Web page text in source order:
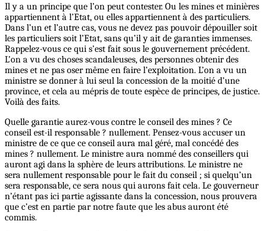
Il y a un principe que l’on peut contester. Ou les mines et minières
appartiennent à l’Etat, ou elles appartiennent à des particuliers.
Dans l’un et l’autre cas, vous ne devez pas pouvoir dépouiller soit
les particuliers soit l’Etat, sans qu’il y ait de garanties immenses.
Rappelez-vous ce qui s’est fait sous le gouvernement précédent.
L’on a vu des choses scandaleuses, des personnes obtenir des
mines et ne pas oser même en faire l’exploitation. L’on a vu un
ministre se donner à lui seul la concession de la moitié d’une
province, et cela au mépris de toute espèce de principes, de justice.
Voilà des faits.
Quelle garantie aurez-vous contre le conseil des mines ? Ce
conseil est-il responsable ? nullement. Pensez-vous accuser un
ministre de ce que ce conseil aura mal géré, mal concédé des
mines ? nullement. Le ministre aura nommé des conseillers qui
auront agi dans la sphère de leurs attributions. Le ministre ne
sera nullement responsable pour le fait du conseil ; si quelqu’un
sera responsable, ce sera nous qui aurons fait cela. Le gouverneur
n’étant pas ici partie agissante dans la concession, nous prouvera
que c’est en partie par notre faute que les abus auront été
commis.